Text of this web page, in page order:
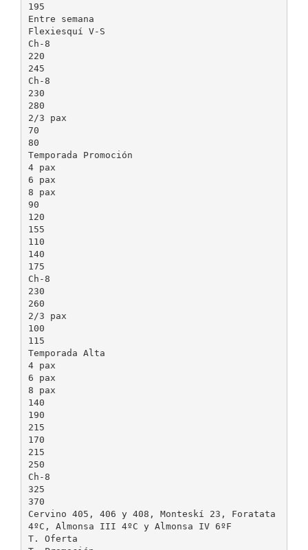
195
Entre semana
Flexiesquí V-S
Ch-8
220
245
Ch-8
230
280
2/3 pax
70
80
Temporada Promoción
4 pax
6 pax
8 pax
90
120
155
110
140
175
Ch-8
230
260
2/3 pax
100
115
Temporada Alta
4 pax
6 pax
8 pax
140
190
215
170
215
250
Ch-8
325
370
Cervino 405, 406 y 408, Monteskí 23, Foratata
4ºC, Almonsa III 4ºC y Almonsa IV 6ºF
T. Oferta